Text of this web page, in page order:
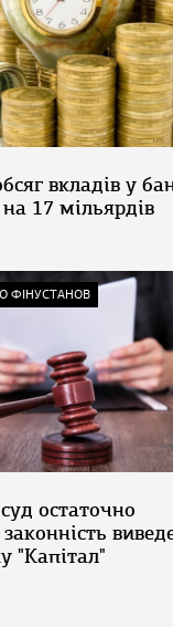
вкладів у
17 мільярдів
ФІНУСТАНОВ
остаточно
"Капітал"